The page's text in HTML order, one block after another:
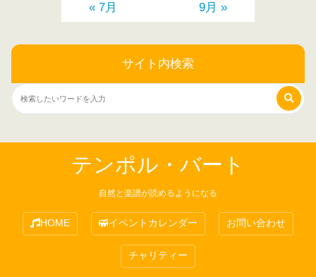
« 7月 9月 »
サイト内検索
テンポル・バート
自然と楽譜が読めるようになる
HOME イベントカレンダー お問い合わせ
チャリティー